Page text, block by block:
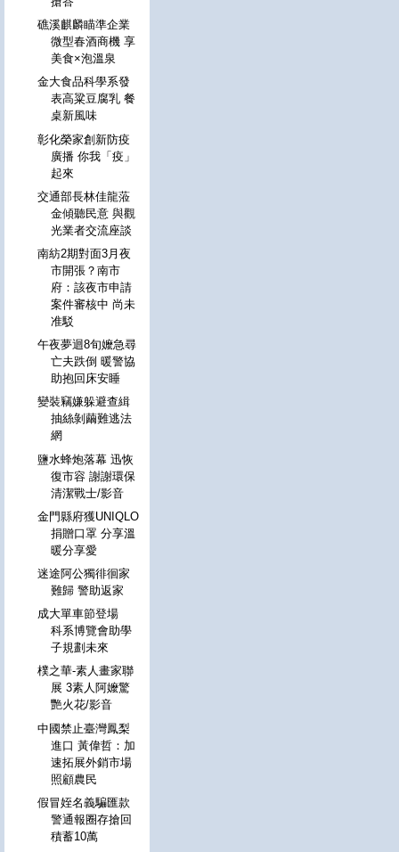
礁溪麒麟瞄準企業
微型春酒商機 享
美食×泡溫泉
金大食品科學系發
表高粱豆腐乳 餐
桌新風味
彰化榮家創新防疫
廣播 你我「疫」
起來
交通部長林佳龍蒞
金傾聽民意 與觀
光業者交流座談
南紡2期對面3月夜
市開張？南市
府：該夜市申請
案件審核中 尚未
准駁
午夜夢迴8旬嬤急尋
亡夫跌倒 暖警協
助抱回床安睡
變裝竊嫌躲避查緝
抽絲剝繭難逃法
網
鹽水蜂炮落幕 迅恢
復市容 謝謝環保
清潔戰士/影音
金門縣府獲UNIQLO
捐贈口罩 分享溫
暖分享愛
迷途阿公獨徘徊家
難歸 警助返家
成大單車節登場
科系博覽會助學
子規劃未來
樸之華-素人畫家聯
展 3素人阿嬤驚
艷火花/影音
中國禁止臺灣鳳梨
進口 黃偉哲：加
速拓展外銷市場
照顧農民
假冒姪名義騙匯款
警通報圈存搶回
積蓄10萬